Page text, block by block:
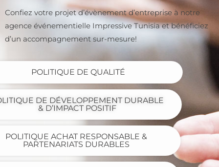
Confiez votre projet d’évènement d’entreprise à notre
agence événementielle Impressive Tunisia et bénéficiez
d’un accompagnement sur-mesure!
POLITIQUE DE QUALITÉ
DE DÉVELOPPEMENT DURABLE
& D’IMPACT POSITIF
POLITIQUE ACHAT RESPONSABLE &
PARTENARIATS DURABLES